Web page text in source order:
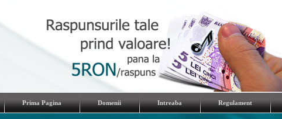
Prima Pagina Domenii Intreaba Regulament